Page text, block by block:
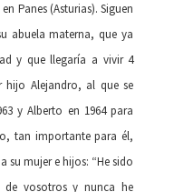
Panes (Asturias). Siguen
abuela materna, que ya
y que llegaría a vivir 4
hijo Alejandro, al que se
y Alberto en 1964 para
tan importante para él,
su mujer e hijos: “He sido
vosotros y nunca he